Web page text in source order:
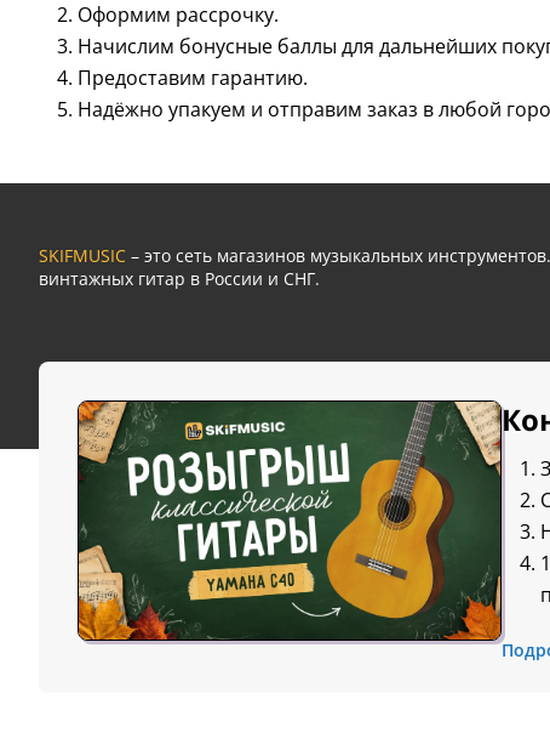
Оформим рассрочку.
Начислим бонусные баллы для дальнейших
Предоставим гарантию.
Надёжно упакуем и отправим заказ в любой
SKIFMUSIC – это сеть магазинов музыкальных
винтажных гитар в России и СНГ.